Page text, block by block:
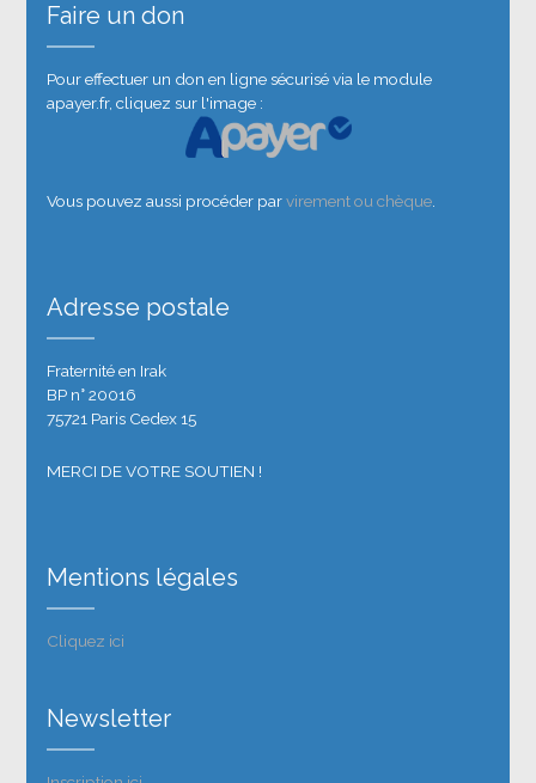
Faire un don
Pour effectuer un don en ligne sécurisé via le module
apayer.fr, cliquez sur l'image :
Vous pouvez aussi procéder parvirement ou chèque.
Adresse postale
Fraternité en Irak
BP n° 20016
75721 Paris Cedex 15
MERCI DE VOTRE SOUTIEN !
Mentions légales
Cliquez ici
Newsletter